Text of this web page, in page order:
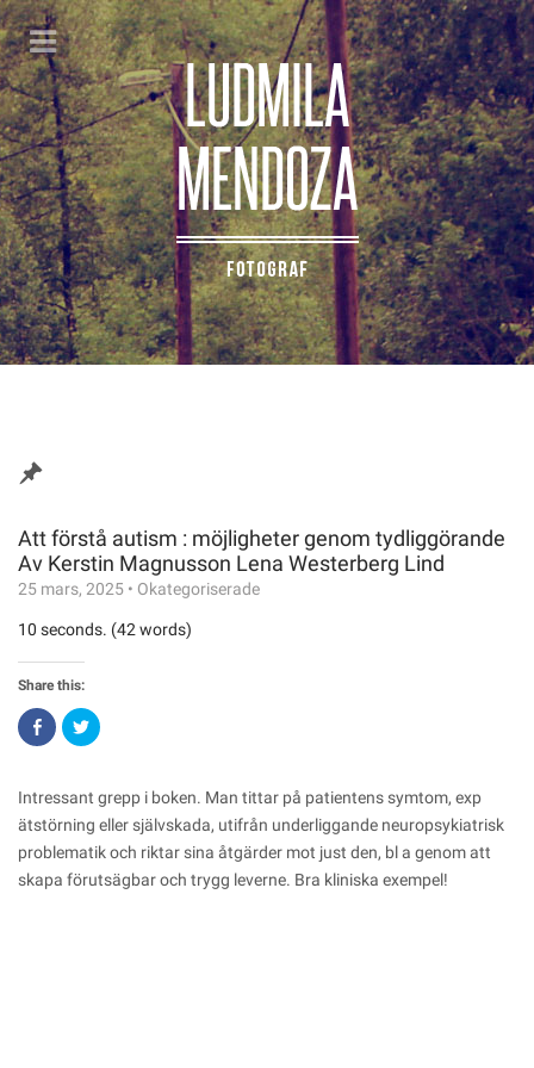
Att förstå autism : möjligheter genom tydliggörande
Av Kerstin Magnusson Lena Westerberg Lind
25 mars, 2025 • Okategoriserade
10 seconds. (42 words)
Share this:
Click
to
share
(Opens
in
new
window)
Click
to
(Opens
in
new
window)
Intressant grepp i boken. Man tittar på patientens symtom, exp
ätstörning eller självskada, utifrån underliggande neuropsykiatrisk
problematik och riktar sina åtgärder mot just den, bl a genom att
skapa förutsägbar och trygg leverne. Bra kliniska exempel!